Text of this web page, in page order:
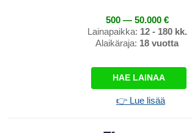
500 — 50.000 €
Lainapaikka: 12 - 180 kk.
Alaikäraja: 18 vuotta
HAE LAINAA
👉 Lue lisää